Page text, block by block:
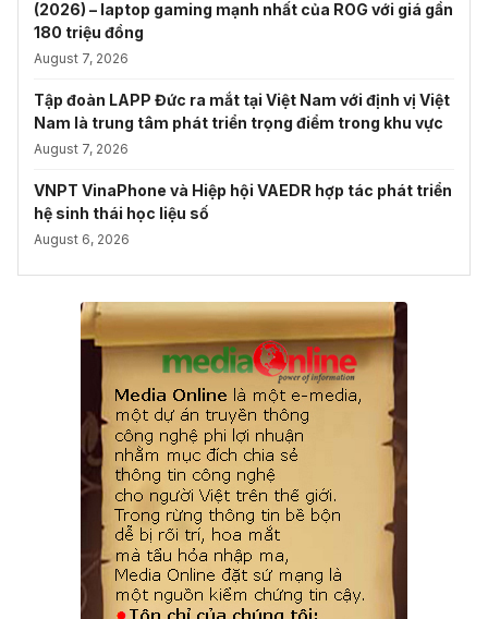
(2026) – laptop gaming mạnh nhất của ROG với giá gần
180 triệu đồng
August 7, 2026
Tập đoàn LAPP Đức ra mắt tại Việt Nam với định vị Việt
Nam là trung tâm phát triển trọng điểm trong khu vực
August 7, 2026
VNPT VinaPhone và Hiệp hội VAEDR hợp tác phát triển
hệ sinh thái học liệu số
August 6, 2026